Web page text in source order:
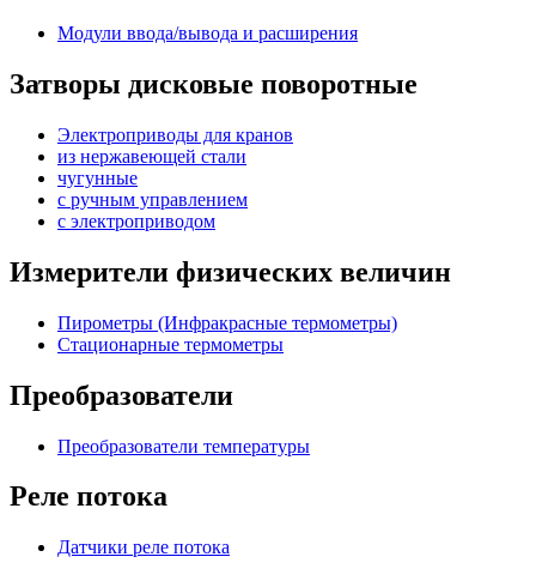
Модули ввода/вывода и расширения
Затворы дисковые поворотные
Электроприводы для кранов
из нержавеющей стали
чугунные
с ручным управлением
c электроприводом
Измерители физических величин
Пирометры (Инфракрасные термометры)
Стационарные термометры
Преобразователи
Преобразователи температуры
Реле потока
Датчики реле потока